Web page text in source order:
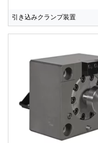
引き込みクランプ装置